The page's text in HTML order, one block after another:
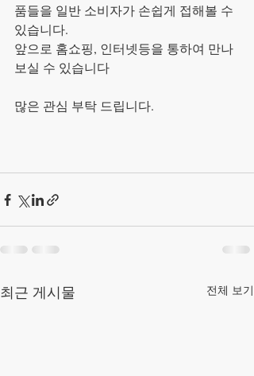
품들을 일반 소비자가 손쉽게 접해볼 수
있습니다.
앞으로 홈쇼핑, 인터넷등을 통하여 만나
보실 수 있습니다
많은 관심 부탁 드립니다.
최근 게시물 전체 보기